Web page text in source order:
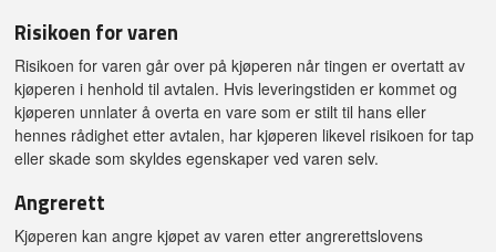
Risikoen for varen
Risikoen for varen går over på kjøperen når tingen er overtatt av
kjøperen i henhold til avtalen. Hvis leveringstiden er kommet og
kjøperen unnlater å overta en vare som er stilt til hans eller
hennes rådighet etter avtalen, har kjøperen likevel risikoen for tap
eller skade som skyldes egenskaper ved varen selv.
Angrerett
Kjøperen kan angre kjøpet av varen etter angrerettslovens